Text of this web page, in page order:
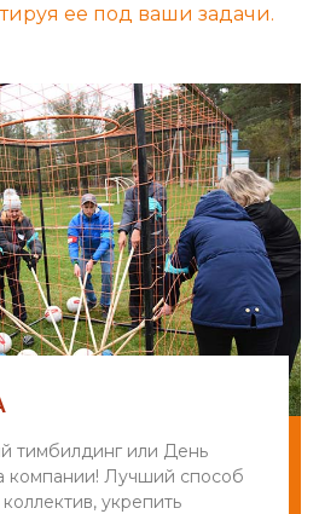
ее под ваши задачи.
тимбилдинг или День
компании! Лучший способ
укрепить